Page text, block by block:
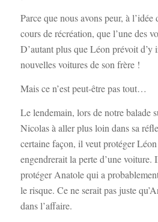
Parce que nous avons peur, à l’idée
cours de récréation, que l’une des
D’autant plus que Léon prévoit d’y
nouvelles voitures de son frère !
Mais ce n’est peut-être pas tout…
Le lendemain, lors de notre balade
Nicolas à aller plus loin dans sa
certaine façon, il veut protéger
engendrerait la perte d’une voiture.
protéger Anatole qui a
le risque. Ce ne serait pas juste
dans l’affaire.